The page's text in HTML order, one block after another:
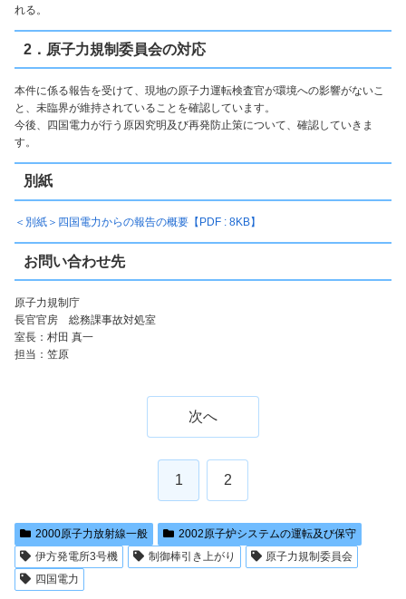
れる。
2．原子力規制委員会の対応
本件に係る報告を受けて、現地の原子力運転検査官が環境への影響がないこ
と、未臨界が維持されていることを確認しています。
今後、四国電力が行う原因究明及び再発防止策について、確認していきま
す。
別紙
＜別紙＞四国電力からの報告の概要【PDF : 8KB】
お問い合わせ先
原子力規制庁
長官官房 総務課事故対処室
室長：村田 真一
担当：笠原
次へ
1 2
2000原子力放射線一般
2002原子炉システムの運転及び保守
伊方発電所3号機
制御棒引き上がり
原子力規制委員会
四国電力